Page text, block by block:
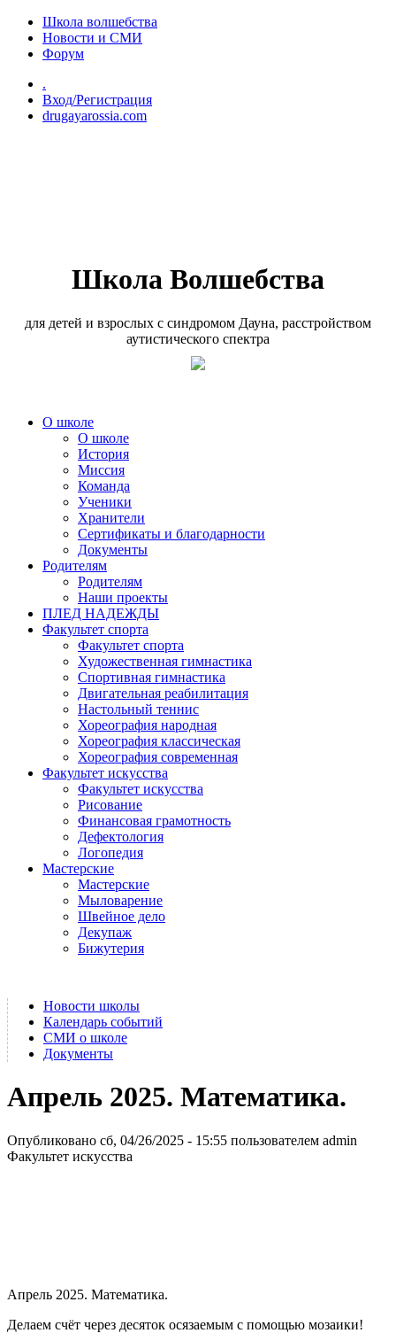
Перейти к основному содержанию
Школа волшебства
Новости и СМИ
Форум
.
Вход/Регистрация
drugayarossia.com
Школа Волшебства
для детей и взрослых с синдромом Дауна, расстройством
аутистического спектра
О школе
О школе
История
Миссия
Команда
Ученики
Хранители
Сертификаты и благодарности
Документы
Родителям
Родителям
Наши проекты
ПЛЕД НАДЕЖДЫ
Факультет спорта
Факультет спорта
Художественная гимнастика
Спортивная гимнастика
Двигательная реабилитация
Настольный теннис
Хореография народная
Хореография классическая
Хореография современная
Факультет искусства
Факультет искусства
Рисование
Финансовая грамотность
Дефектология
Логопедия
Мастерские
Мастерские
Мыловарение
Швейное дело
Декупаж
Бижутерия
Новости школы
Календарь событий
СМИ о школе
Документы
Апрель 2025. Математика.
Опубликовано сб, 04/26/2025 - 15:55 пользователем admin
Факультет искусства
Апрель 2025. Математика.
Делаем счёт через десяток осязаемым с помощью мозаики!